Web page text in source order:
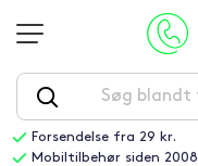
Forsendelse fra 29 kr.
Mobiltilbehør siden 2008